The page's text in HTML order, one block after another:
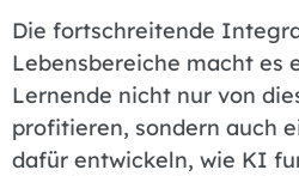
Die fortschreitende
Lebensbereiche macht es
Lernende nicht nur von
profitieren, sondern auch
dafür entwickeln, wie KI